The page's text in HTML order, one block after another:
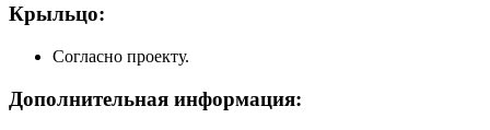
Крыльцо:
Согласно проекту.
Дополнительная информация: